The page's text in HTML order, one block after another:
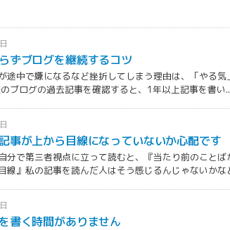
ずブログを継続するコツ
途中で嫌になるなど挫折してしまう理由は、「やる
ブログの過去記事を確認すると、1年以上記事を書い
事が上から目線になっていないか心配です
分で第三者視点に立って読むと、『当たり前のこと
線』私の記事を読んだ人はそう感じるんじゃないかな
書く時間がありません